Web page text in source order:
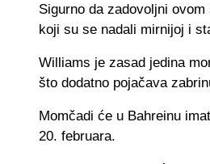
Sigurno da zadovoljni
koji su se nadali mirnijoj i
Williams je zasad jedina
što dodatno pojačava
Momčadi će u Bahreinu
20. februara.